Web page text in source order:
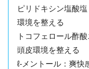
ピリドキシン塩酸
環境を整える
トコフェロール酢
頭皮環境を整える
ℓ-メントール：爽快